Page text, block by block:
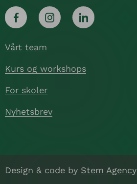
Vårt team
Kurs og workshops
For skoler
Nyhetsbrev
Design & code by Stem Agency